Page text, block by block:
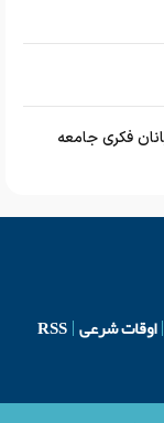
فکری جامعه
اوقات شرعی RSS